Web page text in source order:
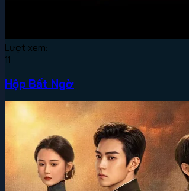
Lượt xem:
11
Hộp Bất Ngờ